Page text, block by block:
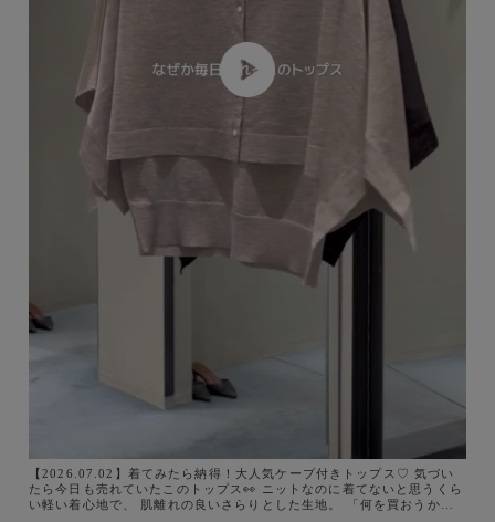
【2026.07.02】着てみたら納得！大人気ケープ付きトップス♡ 気づい
たら今日も売れていたこのトップス👀 ニットなのに着てないと思うくら
い軽い着心地で、 肌離れの良いさらりとした生地。 「何を買おうか迷